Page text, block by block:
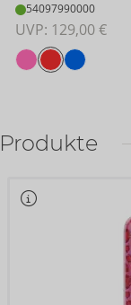
54097990000
UVP: 129,00 €